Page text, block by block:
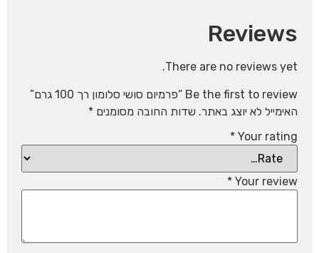
Reviews
There are no reviews yet.
Be the first to review “פרמיום סושי סלומון רך 100 גרם”
האימייל לא יוצג באתר. שדות החובה מסומנים *
Your rating
*
Your review
*